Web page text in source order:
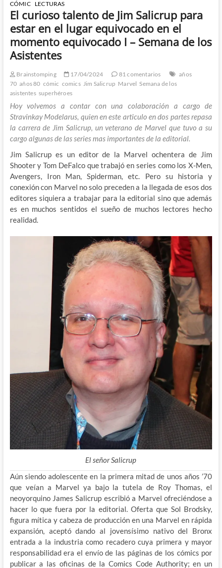
CÓMIC LECTURAS
El curioso talento de Jim Salicrup para
estar en el lugar equivocado en el
momento equivocado I – Semana de los
Asistentes
Brainstomping 17/04/2024 81 comentarios
años
70 años 80 cómic comics Jim Salicrup Marvel Semana de los
asistentes superhéroes
Hoy volvemos a contar con una colaboración a cargo de
Stravinkay Modelarus, quien en este articulo en dos partes repasa
la carrera de Jim Salicrup, un veterano de Marvel que tuvo a su
cargo algunas de las series mas importantes de la editorial.
Jim Salicrup es un editor de la Marvel ochentera de Jim
Shooter y Tom DeFalco que trabajó en series como los X-Men,
Avengers, Iron Man, Spiderman, etc. Pero su historia y
conexión con Marvel no solo preceden a la llegada de esos dos
editores siquiera a trabajar para la editorial sino que además
es en muchos sentidos el sueño de muchos lectores hecho
realidad.
El señor Salicrup
Aún siendo adolescente en la primera mitad de unos años ’70
que veían a Marvel ya bajo la tutela de Roy Thomas, el
neoyorquino James Salicrup escribió a Marvel ofreciéndose a
hacer lo que fuera por la editorial. Oferta que Sol Brodsky,
figura mítica y cabeza de producción en una Marvel en rápida
expansión, aceptó dando al jovensísimo nativo del Bronx
entrada a la industria como recadero cuya primera y mayor
responsabilidad era el envío de las páginas de los cómics por
publicar a las oficinas de la Comics Code Authority; en un